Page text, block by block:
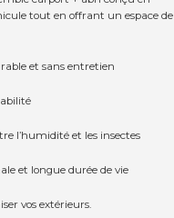
tout en offrant un espace de
et sans entretien
l’humidité et les insectes
et longue durée de vie
vos extérieurs.